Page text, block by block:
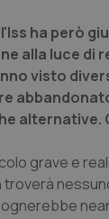
ha però
alla luce di
visto
alternative.
grave e
troverà